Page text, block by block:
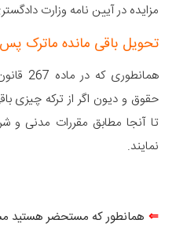
مزایده در آیین نامه وزارت
تحویل باقی مانده ماترک پس
حقوق و دیون اگر از ترکه چیزی
تا آنجا مطابق مقررات مدنی
نمایند.
⇐ همانطور که مستحضر هستید